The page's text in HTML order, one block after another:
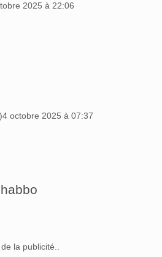
2025 à 22:06
)4 octobre 2025 à 07:37
la publicité..